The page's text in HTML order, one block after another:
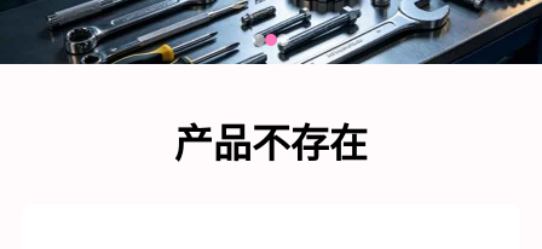
产品不存在